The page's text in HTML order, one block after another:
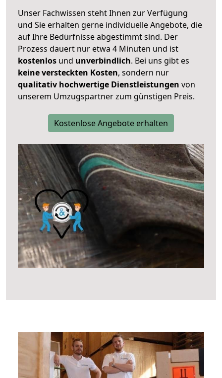
Unser Fachwissen steht Ihnen zur Verfügung
und Sie erhalten gerne individuelle Angebote, die
auf Ihre Bedürfnisse abgestimmt sind. Der
Prozess dauert nur etwa 4 Minuten und ist
kostenlos und unverbindlich. Bei uns gibt es
keine versteckten Kosten, sondern nur
qualitativ hochwertige Dienstleistungen von
unserem Umzugspartner zum günstigen Preis.
Kostenlose Angebote erhalten